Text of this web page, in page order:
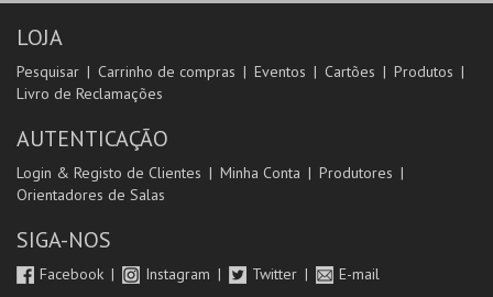
LOJA
Pesquisar Carrinho de compras Eventos Cartões
Produtos
Livro de Reclamações
AUTENTICAÇÃO
Login & Registo de Clientes Minha Conta
Produtores
Orientadores de Salas
SIGA-NOS
Facebook Instagram Twitter E-mail